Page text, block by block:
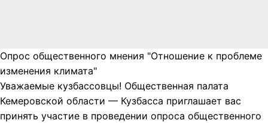
Опрос общественного мнения "Отношение к проблеме
изменения климата"
Уважаемые кузбассовцы! Общественная палата
Кемеровской области — Кузбасса приглашает вас
принять участие в проведении опроса общественного